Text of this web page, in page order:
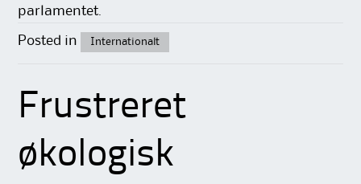
parlamentet.
Posted in Internationalt
Frustreret
økologisk